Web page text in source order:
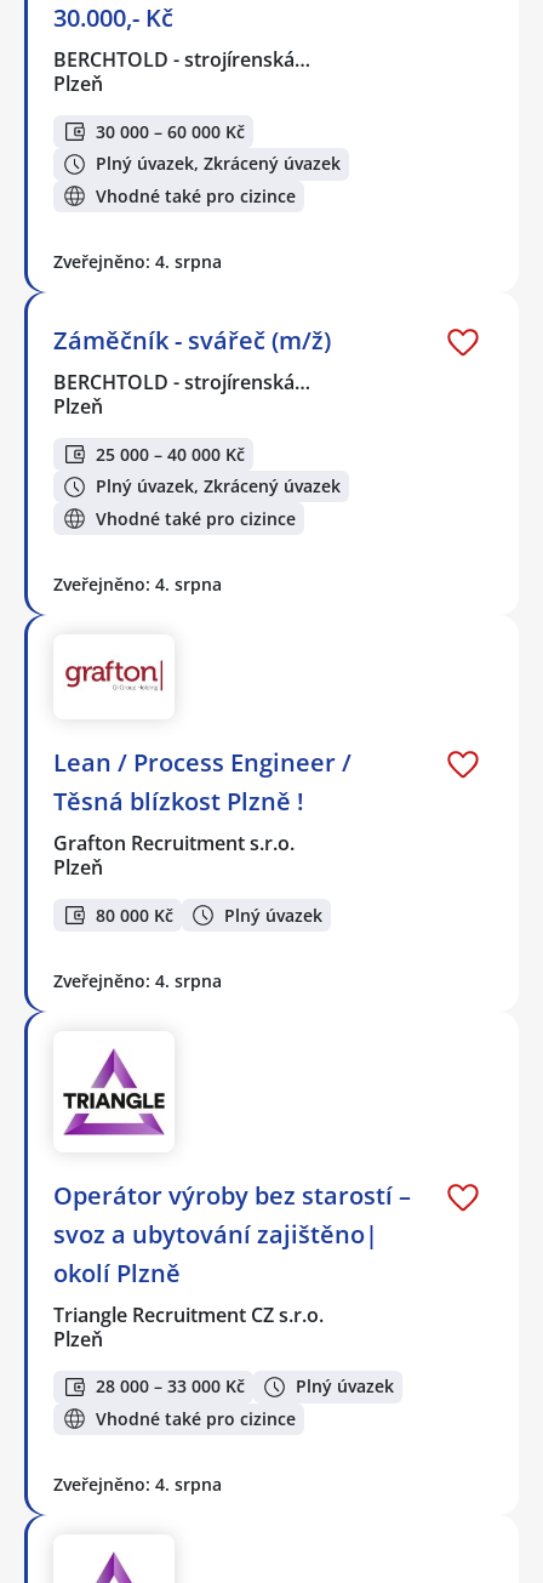
30.000,- Kč
BERCHTOLD - strojírenská…
Plzeň
30 000 – 60 000 Kč
Plný úvazek, Zkrácený úvazek
Vhodné také pro cizince
Zveřejněno: 4. srpna
Záměčník - svářeč (m/ž)
BERCHTOLD - strojírenská…
Plzeň
25 000 – 40 000 Kč
Plný úvazek, Zkrácený úvazek
Vhodné také pro cizince
Zveřejněno: 4. srpna
Lean / Process Engineer /
Těsná blízkost Plzně !
Grafton Recruitment s.r.o.
Plzeň
80 000 Kč Plný úvazek
Zveřejněno: 4. srpna
Operátor výroby bez starostí –
svoz a ubytování zajištěno|
okolí Plzně
Triangle Recruitment CZ s.r.o.
Plzeň
28 000 – 33 000 Kč
Plný úvazek
Vhodné také pro cizince
Zveřejněno: 4. srpna